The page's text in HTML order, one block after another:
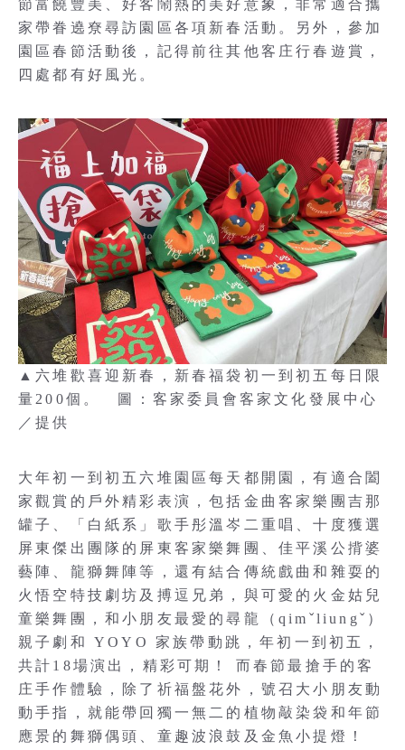
節富饒豐美、好客鬧熱的美好意象，非常適合攜
家帶眷遶尞尋訪園區各項新春活動。另外，參加
園區春節活動後，記得前往其他客庄行春遊賞，
四處都有好風光。
▲六堆歡喜迎新春，新春福袋初一到初五每日限
量200個。 圖：客家委員會客家文化發展中心
／提供
大年初一到初五六堆園區每天都開園，有適合闔
家觀賞的戶外精彩表演，包括金曲客家樂團吉那
罐子、「白紙系」歌手彤溫岑二重唱、十度獲選
屏東傑出團隊的屏東客家樂舞團、佳平溪公揹婆
藝陣、龍獅舞陣等，還有結合傳統戲曲和雜耍的
火悟空特技劇坊及搏逗兄弟，與可愛的火金姑兒
童樂舞團，和小朋友最愛的尋龍（qimˇliungˇ）
親子劇和 YOYO 家族帶動跳，年初一到初五，
共計18場演出，精彩可期！ 而春節最搶手的客
庄手作體驗，除了祈福盤花外，號召大小朋友動
動手指，就能帶回獨一無二的植物敲染袋和年節
應景的舞獅偶頭、童趣波浪鼓及金魚小提燈！